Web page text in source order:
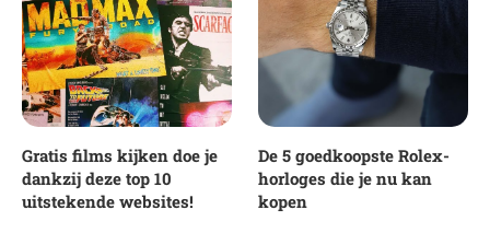
Gratis films kijken doe je
dankzij deze top 10
uitstekende websites!
De 5 goedkoopste Rolex-
horloges die je nu kan
kopen